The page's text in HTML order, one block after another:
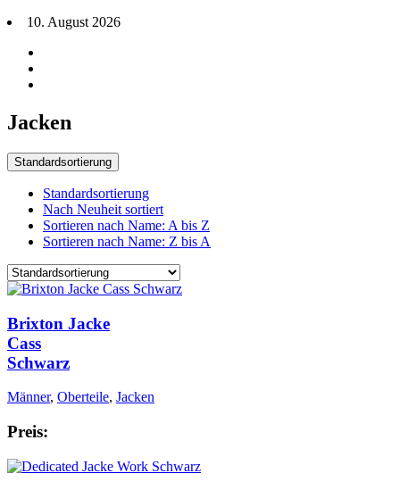
10. August 2026
Jacken
Standardsortierung
Standardsortierung
Nach Neuheit sortiert
Sortieren nach Name: A bis Z
Sortieren nach Name: Z bis A
Brixton Jacke
Cass
Schwarz
Männer, Oberteile, Jacken
Preis: